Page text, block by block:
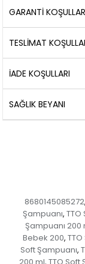
GARANTİ
TESLİMAT
İADE KOŞULLARI
SAĞLIK BEYANI
8680145085272,
Şampuanı, TTO
Şampuanı 200
Bebek 200,
Soft Şampuanı,
,